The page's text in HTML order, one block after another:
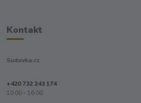
Kontakt
Sudovka.cz
+420 732 243 174
10:00 - 16:00